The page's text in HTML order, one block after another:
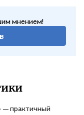
мнением!
— практичный